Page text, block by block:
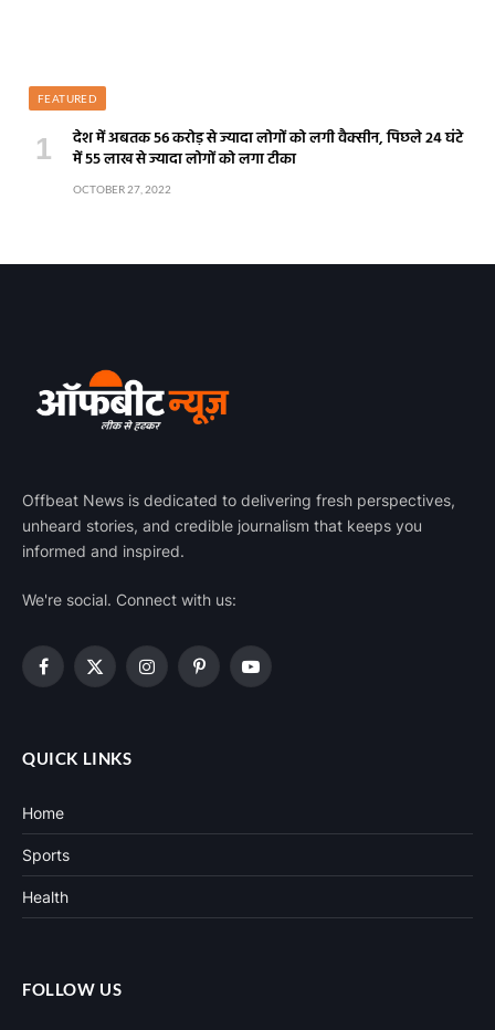
FEATURED
देश में अबतक 56 करोड़ से ज्यादा लोगों को लगी वैक्सीन, पिछले 24 घंटे
में 55 लाख से ज्यादा लोगों को लगा टीका
OCTOBER 27, 2022
Offbeat News is dedicated to delivering fresh perspectives,
unheard stories, and credible journalism that keeps you
informed and inspired.
We're social. Connect with us:
Facebook
X
InstagramPinterestYouTube
QUICK LINKS
Home
Sports
Health
FOLLOW US